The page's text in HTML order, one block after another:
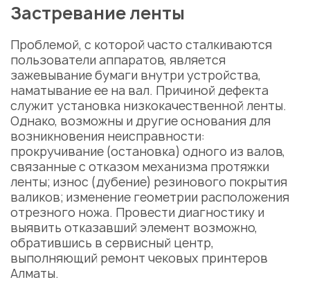
Застревание ленты
Проблемой, с которой часто сталкиваются
пользователи аппаратов, является
зажевывание бумаги внутри устройства,
наматывание ее на вал. Причиной дефекта
служит установка низкокачественной ленты.
Однако, возможны и другие основания для
возникновения неисправности:
прокручивание (остановка) одного из валов,
связанные с отказом механизма протяжки
ленты; износ (дубение) резинового покрытия
валиков; изменение геометрии расположения
отрезного ножа. Провести диагностику и
выявить отказавший элемент возможно,
обратившись в сервисный центр,
выполняющий ремонт чековых принтеров
Алматы.